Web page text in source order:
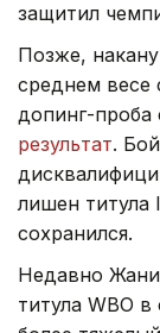
защитил
Позже,
среднем весе
допинг-проба
результат.
лишен титула
сохранился.
Недавно
титула WBO